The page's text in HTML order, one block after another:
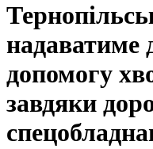
надаватиме
допомогу
завдяки